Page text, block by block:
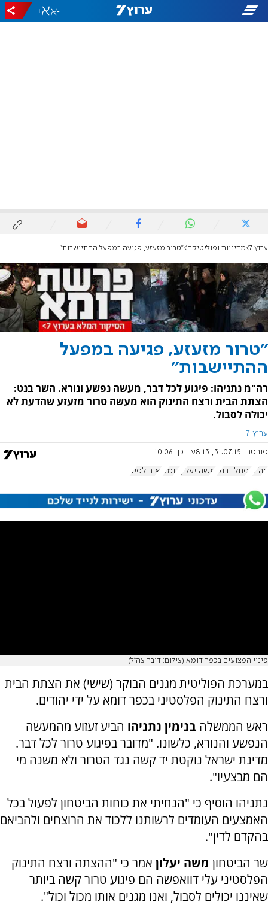
-
+
ערוץ 7 מדיניות ופוליטיקה "טרור מזעזע, פגיעה במפעל ההתיישבות"
"טרור מזעזע, פגיעה במפעל
ההתיישבות"
רה"מ נתניהו: פיגוע לכל דבר, מעשה נפשע ונורא. השר בנט:
הצתת הבית ורצח התינוק הוא מעשה טרור מזעזע שהדעת לא
יכולה לסבול.
ערוץ 7
פורסם: 31.07.15, 8:13 עודכן: 10:06
צה"ל נפתלי בנט משה יעלון דומא יאיר לפיד
פינוי הפצועים בכפר דומא (צילום: דובר צה"ל)
במערכת הפוליטית מגנים הבוקר (שישי) את הצתת הבית
ורצח התינוק הפלסטיני בכפר דומא על ידי יהודים.
ראש הממשלה בנימין נתניהו הביע זעזוע מהמעשה
הנפשע והנורא, כלשונו. "מדובר בפיגוע טרור לכל דבר.
מדינת ישראל נוקטת יד קשה נגד הטרור ולא משנה מי
הם מבצעיו".
נתניהו הוסיף כי "הנחיתי את כוחות הביטחון לפעול בכל
האמצעים העומדים לרשותנו ללכוד את הרוצחים ולהביאם
בהקדם לדין".
שר הביטחון משה יעלון אמר כי "ההצתה ורצח התינוק
הפלסטיני עלי דוואפשה הם פיגוע טרור קשה ביותר
שאיננו יכולים לסבול, ואנו מגנים אותו מכול וכול".